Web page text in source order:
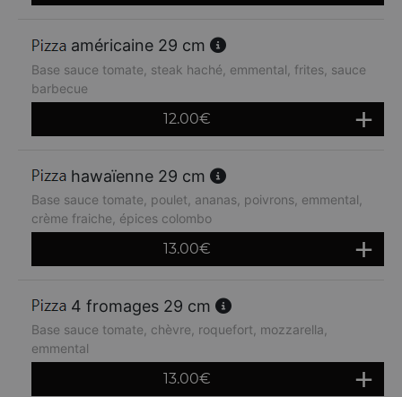
américaine 29 cm
Base sauce tomate, steak haché, emmental, frites, sauce
barbecue
12.00€
hawaïenne 29 cm
Base sauce tomate, poulet, ananas, poivrons, emmental,
crème fraiche, épices colombo
13.00€
4 fromages 29 cm
Base sauce tomate, chèvre, roquefort, mozzarella,
emmental
13.00€